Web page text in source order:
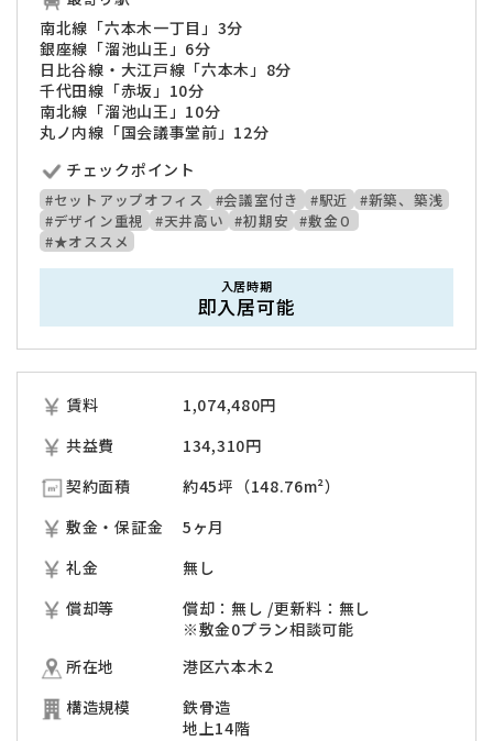
南北線「六本木一丁目」3分
銀座線「溜池山王」6分
日比谷線・大江戸線「六本木」8分
千代田線「赤坂」10分
南北線「溜池山王」10分
丸ノ内線「国会議事堂前」12分
チェックポイント
#セットアップオフィス #会議室付き #駅近
#新築、築浅
#デザイン重視
#天井高い #初期安 #敷金０
#★オススメ
入居時期
即入居可能
賃料 1,074,480円
共益費
134,310円
契約面積
約45坪（148.76m²）
敷金・保証金
5ヶ月
礼金
無し
償却等
償却：無し /更新料：無し
※敷金0プラン相談可能
所在地
港区六本木2
構造規模
鉄骨造
地上14階